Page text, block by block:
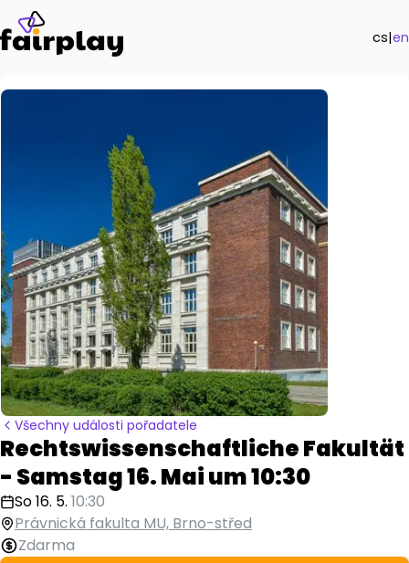
cs|en
Všechny události pořadatele
Rechtswissenschaftliche Fakultät
- Samstag 16. Mai um 10:30
So 16. 5. 10:30
Právnická fakulta MU, Brno-střed
Zdarma